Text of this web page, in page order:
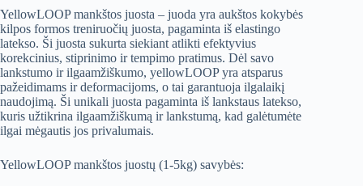
1.82 €
through
2.66 €
YellowLOOP mankštos juosta – juoda yra aukštos kokybės
kilpos formos treniruočių juosta, pagaminta iš elastingo
latekso. Ši juosta sukurta siekiant atlikti efektyvius
korekcinius, stiprinimo ir tempimo pratimus. Dėl savo
lankstumo ir ilgaamžiškumo, yellowLOOP yra atsparus
pažeidimams ir deformacijoms, o tai garantuoja ilgalaikį
naudojimą. Ši unikali juosta pagaminta iš lankstaus latekso,
kuris užtikrina ilgaamžiškumą ir lankstumą, kad galėtumėte
ilgai mėgautis jos privalumais.
YellowLOOP mankštos juostų (1-5kg) savybės: